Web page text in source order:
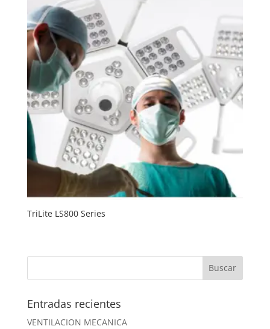
TriLite LS800 Series
Entradas recientes
VENTILACION MECANICA